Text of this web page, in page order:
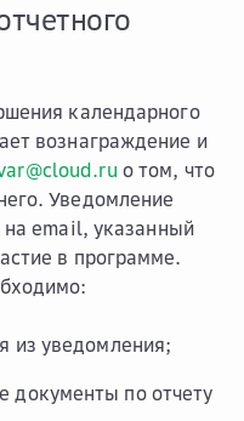
календарного
вознаграждение и
@cloud.ru о том, что
Уведомление
на email, указанный
в программе.
из уведомления;
документы по отчету